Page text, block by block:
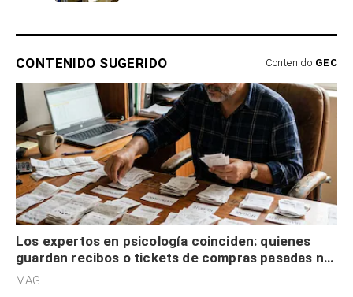
CONTENIDO SUGERIDO Contenido GEC
Los expertos en psicología coinciden: quienes
guardan recibos o tickets de compras pasadas no
son acumuladores, sino que tienen necesidad de
MAG.